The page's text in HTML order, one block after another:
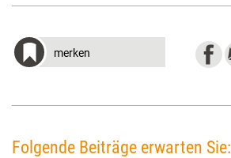
merken
Folgende Beiträge erwarten Sie: